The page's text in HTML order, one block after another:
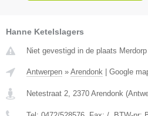
Hanne Ketelslagers
Niet gevestigd in de plaats
Antwerpen » Arendonk | Google
Netestraat 2 2370 Arendonk (